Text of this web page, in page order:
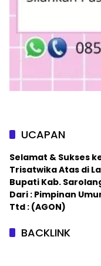
UCAPAN
Selamat & Sukses
Trisatwika Atas di
Bupati Kab.
Dari : Pimpinan
Ttd : (AGON)
BACKLINK